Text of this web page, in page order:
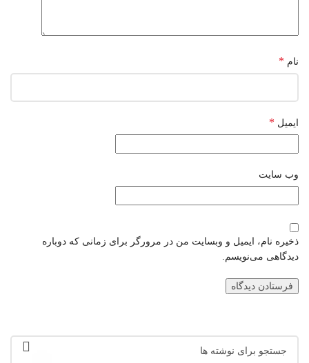
نام *
ایمیل *
وب‌ سایت
ذخیره نام، ایمیل و وبسایت من در مرورگر برای زمانی که دوباره
دیدگاهی می‌نویسم.